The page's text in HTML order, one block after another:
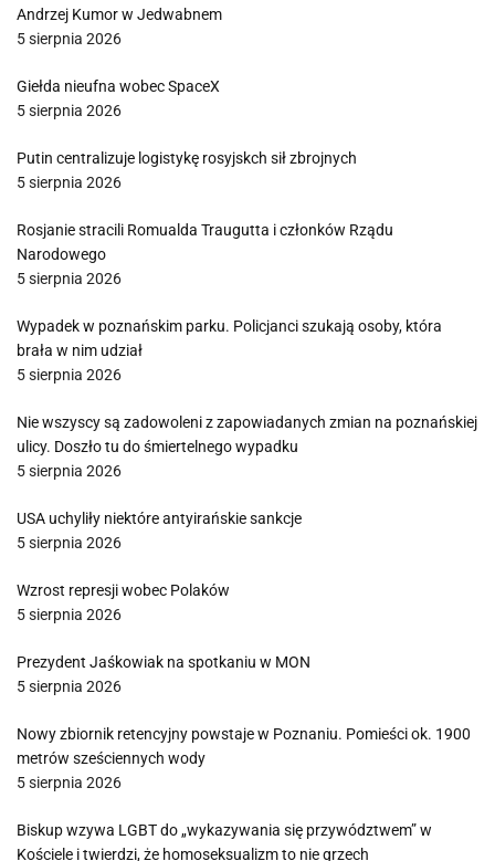
Andrzej Kumor w Jedwabnem
5 sierpnia 2026
Giełda nieufna wobec SpaceX
5 sierpnia 2026
Putin centralizuje logistykę rosyjskch sił zbrojnych
5 sierpnia 2026
Rosjanie stracili Romualda Traugutta i członków Rządu
Narodowego
5 sierpnia 2026
Wypadek w poznańskim parku. Policjanci szukają osoby, która
brała w nim udział
5 sierpnia 2026
Nie wszyscy są zadowoleni z zapowiadanych zmian na poznańskiej
ulicy. Doszło tu do śmiertelnego wypadku
5 sierpnia 2026
USA uchyliły niektóre antyirańskie sankcje
5 sierpnia 2026
Wzrost represji wobec Polaków
5 sierpnia 2026
Prezydent Jaśkowiak na spotkaniu w MON
5 sierpnia 2026
Nowy zbiornik retencyjny powstaje w Poznaniu. Pomieści ok. 1900
metrów sześciennych wody
5 sierpnia 2026
Biskup wzywa LGBT do „wykazywania się przywództwem” w
Kościele i twierdzi, że homoseksualizm to nie grzech